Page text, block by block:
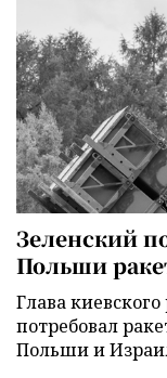
Зеленский
Польши
Глава
потребовал
Польши и